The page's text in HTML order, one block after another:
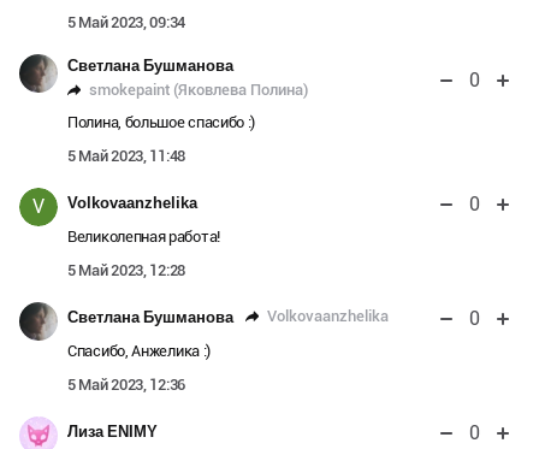
5 Май 2023, 09:34
Светлана Бушманова
smokepaint (Яковлева Полина)
0
Полина, большое спасибо :)
5 Май 2023, 11:48
V Volkovaanzhelika 0
Великолепная работа!
5 Май 2023, 12:28
Светлана Бушманова Volkovaanzhelika 0
Спасибо, Анжелика :)
5 Май 2023, 12:36
Лиза ENIMY 0